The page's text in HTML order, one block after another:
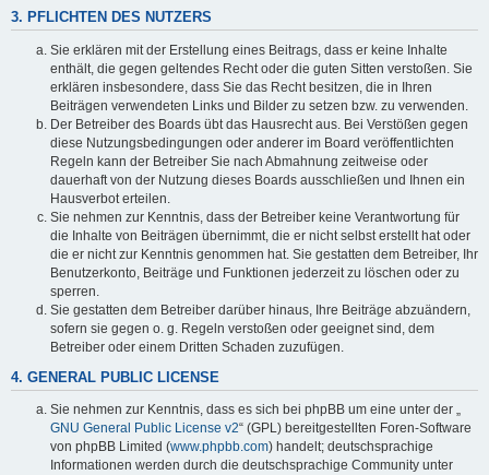
3. PFLICHTEN DES NUTZERS
Sie erklären mit der Erstellung eines Beitrags, dass er keine Inhalte
enthält, die gegen geltendes Recht oder die guten Sitten verstoßen. Sie
erklären insbesondere, dass Sie das Recht besitzen, die in Ihren
Beiträgen verwendeten Links und Bilder zu setzen bzw. zu verwenden.
Der Betreiber des Boards übt das Hausrecht aus. Bei Verstößen gegen
diese Nutzungsbedingungen oder anderer im Board veröffentlichten
Regeln kann der Betreiber Sie nach Abmahnung zeitweise oder
dauerhaft von der Nutzung dieses Boards ausschließen und Ihnen ein
Hausverbot erteilen.
Sie nehmen zur Kenntnis, dass der Betreiber keine Verantwortung für
die Inhalte von Beiträgen übernimmt, die er nicht selbst erstellt hat oder
die er nicht zur Kenntnis genommen hat. Sie gestatten dem Betreiber, Ihr
Benutzerkonto, Beiträge und Funktionen jederzeit zu löschen oder zu
sperren.
Sie gestatten dem Betreiber darüber hinaus, Ihre Beiträge abzuändern,
sofern sie gegen o. g. Regeln verstoßen oder geeignet sind, dem
Betreiber oder einem Dritten Schaden zuzufügen.
4. GENERAL PUBLIC LICENSE
Sie nehmen zur Kenntnis, dass es sich bei phpBB um eine unter der „
GNU General Public License v2“ (GPL) bereitgestellten Foren-Software
von phpBB Limited (www.phpbb.com) handelt; deutschsprachige
Informationen werden durch die deutschsprachige Community unter